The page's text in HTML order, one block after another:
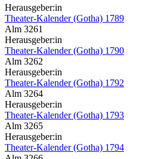
Herausgeber:in
Theater-Kalender (Gotha) 1789
Alm 3261
Herausgeber:in
Theater-Kalender (Gotha) 1790
Alm 3262
Herausgeber:in
Theater-Kalender (Gotha) 1792
Alm 3264
Herausgeber:in
Theater-Kalender (Gotha) 1793
Alm 3265
Herausgeber:in
Theater-Kalender (Gotha) 1794